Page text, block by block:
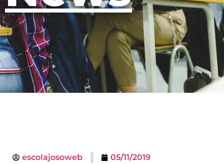
escolajosoweb 05/11/2019